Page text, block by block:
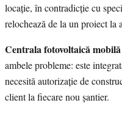
locație, în contradicție cu
relochează de la un proiect la
Centrala fotovoltaică mobilă
ambele probleme: este
necesită autorizație de
client la fiecare nou șantier.